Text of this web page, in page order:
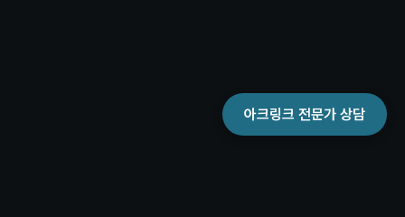
아크링크 전문가 상담